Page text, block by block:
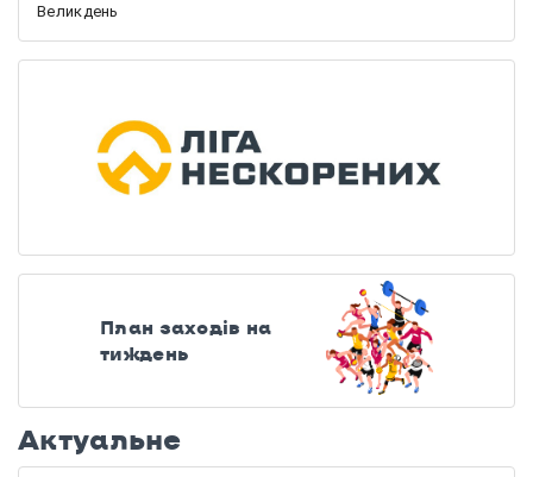
Великдень
План заходів на
тиждень
Актуальне